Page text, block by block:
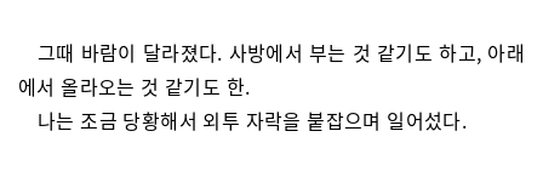
그때 바람이 달라졌다. 사방에서 부는 것 같기도 하고, 아래
에서 올라오는 것 같기도 한.
나는 조금 당황해서 외투 자락을 붙잡으며 일어섰다.